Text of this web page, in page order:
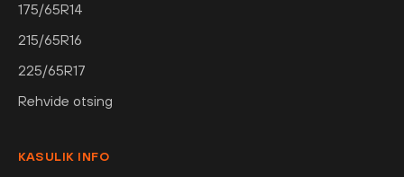
175/65R14
215/65R16
225/65R17
Rehvide otsing
KASULIK INFO